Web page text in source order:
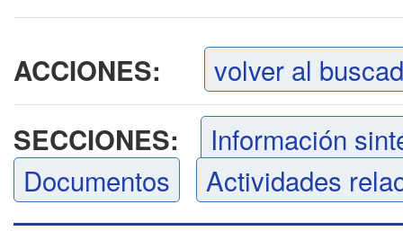
ACCIONES:
volver al
SECCIONES:
Información
Documentos
Actividades